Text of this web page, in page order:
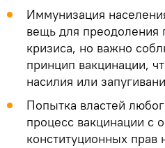
Иммунизация
вещь для преодоления
кризиса, но важно
принцип вакцинации,
насилия или
Попытка властей
процесс вакцинации с
конституционных прав